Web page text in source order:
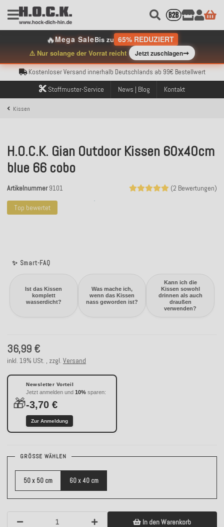
🔥Mega SaleBis zu 65% REDUZIERT
⚠️ Nur solange der Vorrat reicht Jetzt zuschlagen➞
Kostenloser Versand innerhalb Deutschlands ab 99€ Bestellwert
Über 120.000 erfolgreich versendete Bestellungen
Sicher bezahlen mit Klarna, PayPal & Amazon Pay
Kostenloser Versand innerhalb Deutschlands ab 99€ Bestellwert
Über 120.000 erfolgreich versendete Bestellungen
Stoffmuster-Service News | Blog Kontakt
Kissen
Top bewertet
✨ Smart-FAQ
Ist das Kissen
komplett
wasserdicht?
Was mache ich,
wenn das Kissen
nass geworden ist?
Kann ich die
Kissen sowohl
drinnen als auch
draußen
verwenden?
H.O.C.K. Gian Outdoor Kissen 60x40cm
blue 66 cobo
(2 Bewertungen)
Artikelnummer 9101
36,99 €
inkl. 19% USt. , zzgl. Versand
🎁
Newsletter Vorteil
Jetzt anmelden und 10% sparen:
-3,70 €
Zur Anmeldung
GRÖSSE WÄHLEN
50 x 50 cm 60 x 40 cm
In den Warenkorb